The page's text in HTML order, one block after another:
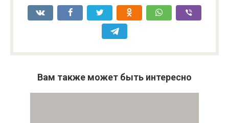
Вам также может быть интересно